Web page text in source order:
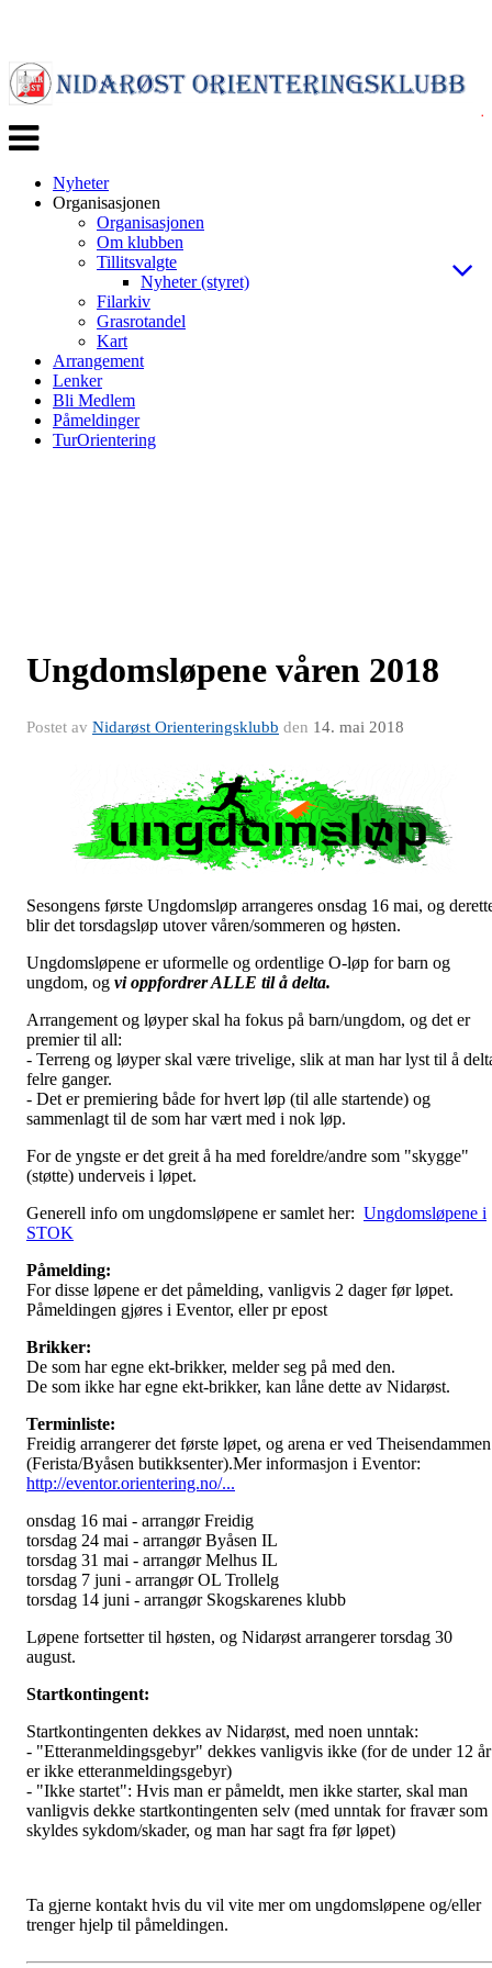
Veksle
navigasjon
Nyheter
Organisasjonen
Organisasjonen
Om klubben
Tillitsvalgte
Nyheter (styret)
Filarkiv
Grasrotandel
Kart
Arrangement
Lenker
Bli Medlem
Påmeldinger
TurOrientering
Ungdomsløpene våren 2018
Postet av Nidarøst Orienteringsklubb den 14. mai 2018
Sesongens første Ungdomsløp arrangeres onsdag 16 mai, og
blir det torsdagsløp utover våren/sommeren og høsten.
Ungdomsløpene er uformelle og ordentlige O-løp for barn og
ungdom, og vi oppfordrer ALLE til å delta.
Arrangement og løyper skal ha fokus på barn/ungdom, og det er
premier til all:
- Terreng og løyper skal være trivelige, slik at man har lyst til å
felre ganger.
- Det er premiering både for hvert løp (til alle startende) og
sammenlagt til de som har vært med i nok løp.
For de yngste er det greit å ha med foreldre/andre som "skygge"
(støtte) underveis i løpet.
Generell info om ungdomsløpene er samlet her: Ungdomsløpene i
STOK
Påmelding:
For disse løpene er det påmelding, vanligvis 2 dager før løpet.
Påmeldingen gjøres i Eventor, eller pr epost
Brikker:
De som har egne ekt-brikker, melder seg på med den.
De som ikke har egne ekt-brikker, kan låne dette av Nidarøst.
Terminliste:
Freidig arrangerer det første løpet, og arena er ved Theisendammen
(Ferista/Byåsen butikksenter).Mer informasjon i Eventor:
http://eventor.orientering.no/...
onsdag 16 mai - arrangør Freidig
torsdag 24 mai - arrangør Byåsen IL
torsdag 31 mai - arrangør Melhus IL
torsdag 7 juni - arrangør OL Trollelg
torsdag 14 juni - arrangør Skogskarenes klubb
Løpene fortsetter til høsten, og Nidarøst arrangerer torsdag 30
august.
Startkontingent:
Startkontingenten dekkes av Nidarøst, med noen unntak:
- "Etteranmeldingsgebyr" dekkes vanligvis ikke (for de under 12 år
er ikke etteranmeldingsgebyr)
- "Ikke startet": Hvis man er påmeldt, men ikke starter, skal man
vanligvis dekke startkontingenten selv (med unntak for fravær som
skyldes sykdom/skader, og man har sagt fra før løpet)
Ta gjerne kontakt hvis du vil vite mer om ungdomsløpene og/eller
trenger hjelp til påmeldingen.